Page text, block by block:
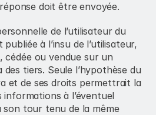
doit être envoyée.
de l’utilisateur du
à l’insu de l’utilisateur,
cédée ou vendue sur un
tiers. Seule l’hypothèse du
et de ses droits permettrait la
informations à l’éventuel
son tour tenu de la même